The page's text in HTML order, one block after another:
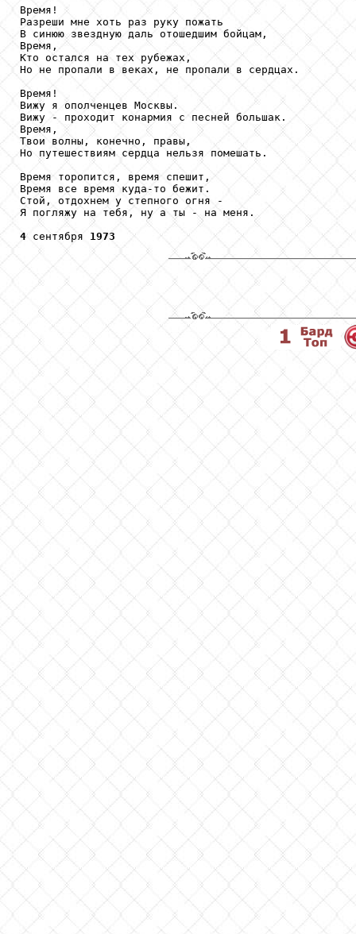
Время!
Разреши мне хоть раз руку пожать
В синюю звездную даль отошедшим бойцам,
Время,
Кто остался на тех рубежах,
Но не пропали в веках, не пропали в сердцах.
Время!
Вижу я ополченцев Москвы.
Вижу - проходит конармия с песней большак.
Время,
Твои волны, конечно, правы,
Но путешествиям сердца нельзя помешать.
Время торопится, время спешит,
Время все время куда-то бежит.
Стой, отдохнем у степного огня -
Я погляжу на тебя, ну а ты - на меня.
4 сентября 1973